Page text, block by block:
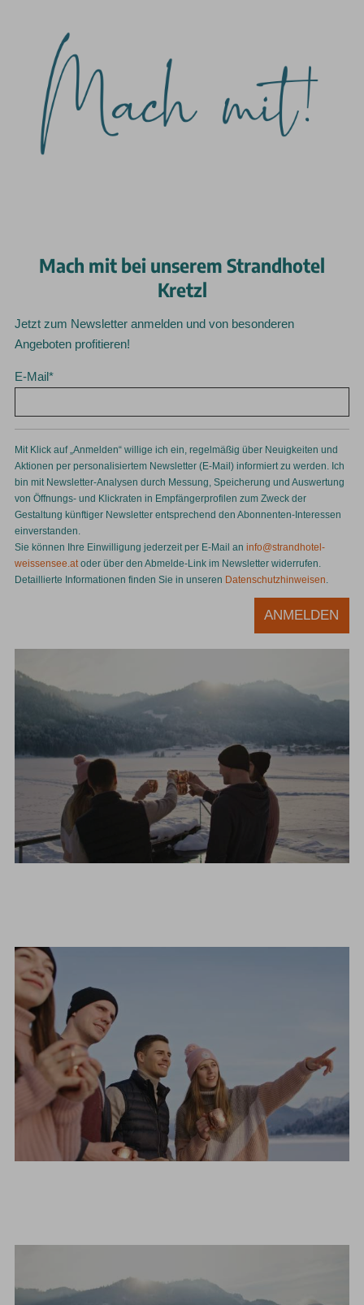
Mach mit bei unserem Strandhotel
Kretzl
Jetzt zum Newsletter anmelden und von besonderen
Angeboten profitieren!
E-Mail*
Mit Klick auf „Anmelden“ willige ich ein, regelmäßig über Neuigkeiten und
Aktionen per personalisiertem Newsletter (E-Mail) informiert zu werden. Ich
bin mit Newsletter-Analysen durch Messung, Speicherung und Auswertung
von Öffnungs- und Klickraten in Empfängerprofilen zum Zweck der
Gestaltung künftiger Newsletter entsprechend den Abonnenten-Interessen
einverstanden.
Sie können Ihre Einwilligung jederzeit per E-Mail aninfo@strandhotel-
weissensee.at oder über den Abmelde-Link im Newsletter widerrufen.
Detaillierte Informationen finden Sie in unseren Datenschutzhinweisen
ANMELDEN